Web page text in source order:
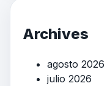
Archives
agosto 2026
julio 2026